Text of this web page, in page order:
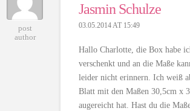
post
author
Jasmin Schulze
03.05.2014 AT 15:49
Hallo Charlotte, die Box habe
verschenkt und an die Maße
leider nicht erinnern. Ich weiß
Blatt mit den Maßen 30,5cm x
augereicht hat. Hast du die